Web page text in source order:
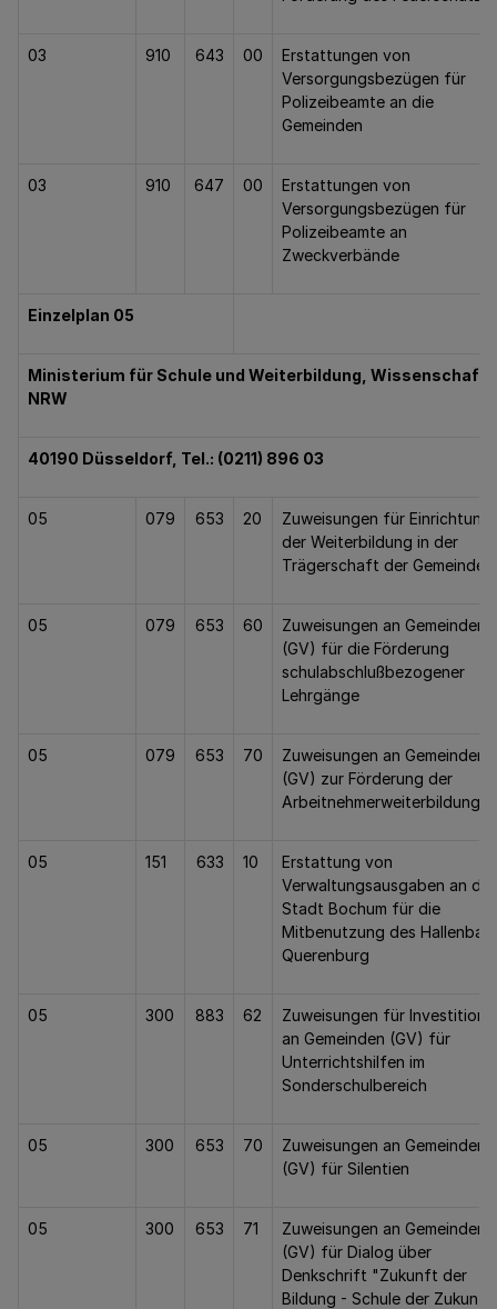
03 910 643 00
Erstattungen von
Versorgungsbezügen für
Polizeibeamte an die
Gemeinden
03 910 647 00
Erstattungen von
Versorgungsbezügen für
Polizeibeamte an
Zweckverbände
Einzelplan 05
Ministerium für Schule und Weiterbildung, Wissenschaft
NRW
40190 Düsseldorf, Tel.: (0211) 896 03
05 079 653 20
Zuweisungen für
der Weiterbildung in der
Trägerschaft der Gemeinden
05 079 653 60
Zuweisungen an Gemeinden
(GV) für die Förderung
schulabschlußbezogener
Lehrgänge
05 079 653 70
Zuweisungen an Gemeinden
(GV) zur Förderung der
Arbeitnehmerweiterbildung
05 151 633 10
Erstattung von
Verwaltungsausgaben an die
Stadt Bochum für die
Mitbenutzung des
Querenburg
05 300 883 62
Zuweisungen für
an Gemeinden (GV) für
Unterrichtshilfen im
Sonderschulbereich
05 300 653 70
Zuweisungen an Gemeinden
(GV) für Silentien
05 300 653 71
Zuweisungen an Gemeinden
(GV) für Dialog über
Denkschrift "Zukunft der
Bildung - Schule der